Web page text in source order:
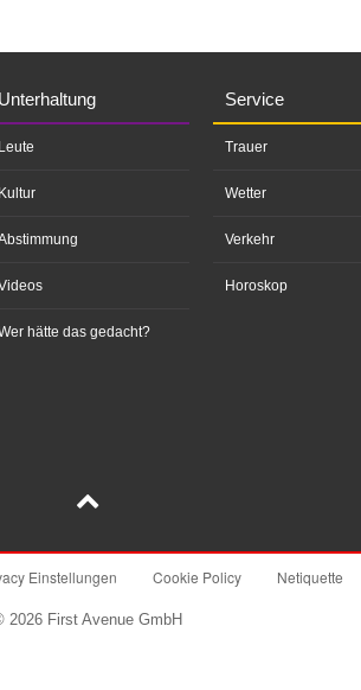
Unterhaltung
Leute
Kultur
hätte das gedacht?
Service
Trauer
Wetter
Verkehr
Horoskop
Einstellungen Cookie Policy Netiquette
2026 First Avenue GmbH